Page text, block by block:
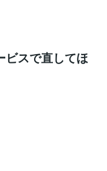
ビスで直してほ